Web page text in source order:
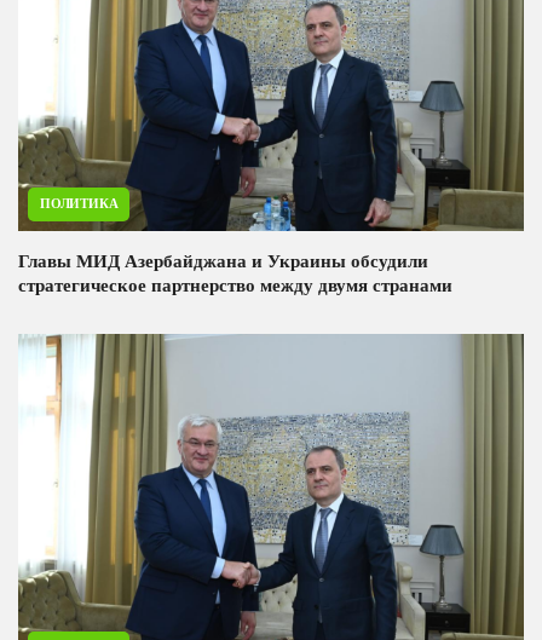
ПОЛИТИКА
Главы МИД Азербайджана и Украины обсудили
стратегическое партнерство между двумя странами